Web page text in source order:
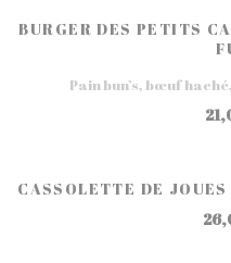
BURGER DES PETITS
Pain bun’s, bœuf
CASSOLETTE DE